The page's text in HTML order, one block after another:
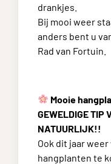
drankjes.
Bij mooi weer
anders bent u
Rad van Fortuin.
Mooie
GEWELDIGE TIP
NATUURLIJK!!
Ook dit jaar
hangplanten te